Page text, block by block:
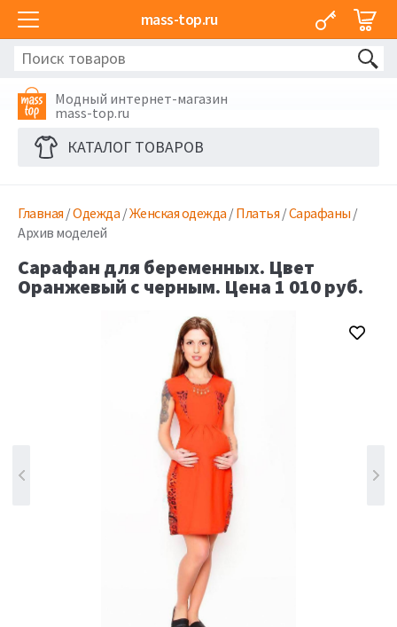
mass-top.ru
Модный интернет-магазин
mass-top.ru
КАТАЛОГ ТОВАРОВ
Главная /Одежда /Женская одежда /Платья /Сарафаны /
Архив моделей
Сарафан для беременных. Цвет
Оранжевый с черным. Цена 1 010 руб.